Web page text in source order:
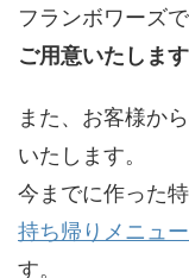
フランボワーズで
ご用意いたします
また、お客様か
いたします。
今までに作った
持ち帰りメニュ
す。